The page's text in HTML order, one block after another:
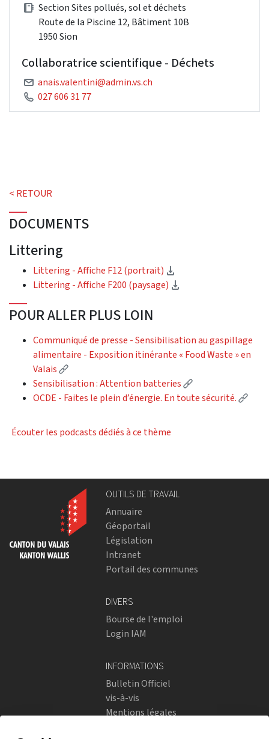
Section Sites pollués, sol et déchets
Route de la Piscine 12, Bâtiment 10B
1950 Sion
Collaboratrice scientifique - Déchets
anais.valentini@admin.vs.ch
027 606 31 77
< RETOUR
DOCUMENTS
Littering
Littering - Affiche F12 (portrait)
Littering - Affiche F200 (paysage)
POUR ALLER PLUS LOIN
Communiqué de presse - Sensibilisation au gaspillage
alimentaire - Exposition itinérante « Food Waste » en
Valais
(Lien externe)
Sensibilisation : Attention batteries
(Lien externe)
OCDE - Faites le plein d’énergie. En toute sécurité.
Écouter les podcasts dédiés à ce thème
OUTILS DE TRAVAIL
Annuaire
Géoportail
Législation
Intranet
Portail des communes
DIVERS
Bourse de l'emploi
Login IAM
INFORMATIONS
Bulletin Officiel
vis-à-vis
Mentions légales